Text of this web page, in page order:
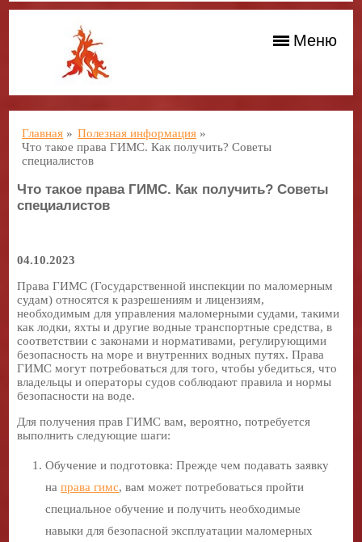
Меню
Главная » Полезная информация »
Что такое права ГИМС. Как получить? Советы
специалистов
Что такое права ГИМС. Как получить? Советы
специалистов
04.10.2023
Права ГИМС (Государственной инспекции по маломерным
судам) относятся к разрешениям и лицензиям,
необходимым для управления маломерными судами, такими
как лодки, яхты и другие водные транспортные средства, в
соответствии с законами и нормативами, регулирующими
безопасность на море и внутренних водных путях. Права
ГИМС могут потребоваться для того, чтобы убедиться, что
владельцы и операторы судов соблюдают правила и нормы
безопасности на воде.
Для получения прав ГИМС вам, вероятно, потребуется
выполнить следующие шаги:
Обучение и подготовка: Прежде чем подавать заявку
направа гимс, вам может потребоваться пройти
специальное обучение и получить необходимые
навыки для безопасной эксплуатации маломерных